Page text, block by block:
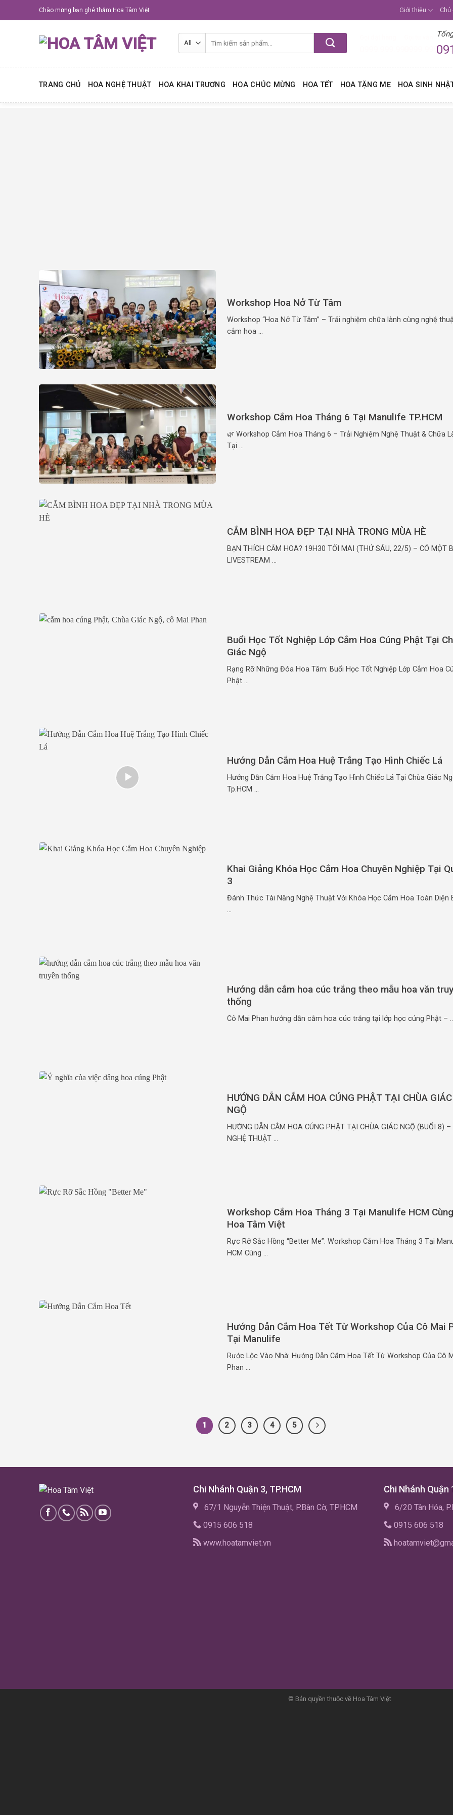
to
Chào mừng bạn ghé thăm Hoa Tâm Việt Giới thiệu Chủ
Tìm
0999.999.999
TRANG CHỦ HOA NGHỆ THUẬT HOA KHAI TRƯƠNG HOA CHÚC MỪNG HOA TẾT HOA TẶNG MẸ HOA SINH
Workshop Hoa Nở Từ Tâm
Workshop “Hoa Nở Từ Tâm” – Trải nghiệm chữa lành cùng nghệ
cắm hoa ...
Workshop Cắm Hoa Tháng 6 Tại Manulife TP.HCM
🌿 Workshop Cắm Hoa Tháng 6 – Trải Nghiệm Nghệ Thuật & Chữa
Tại ...
CẮM BÌNH HOA ĐẸP TẠI NHÀ TRONG MÙA HÈ
BẠN THÍCH CẮM HOA? 19H30 TỐI MAI (THỨ SÁU, 22/5) – CÓ MỘT
LIVESTREAM ...
Buổi Học Tốt Nghiệp Lớp Cắm Hoa Cúng Phật Tại
Giác Ngộ
Rạng Rỡ Những Đóa Hoa Tâm: Buổi Học Tốt Nghiệp Lớp Cắm Hoa
Phật ...
Hướng Dẫn Cắm Hoa Huệ Trắng Tạo Hình Chiếc Lá
Hướng Dẫn Cắm Hoa Huệ Trắng Tạo Hình Chiếc Lá Tại Chùa Giác
Tp.HCM ...
Khai Giảng Khóa Học Cắm Hoa Chuyên Nghiệp Tại
3
Đánh Thức Tài Năng Nghệ Thuật Với Khóa Học Cắm Hoa Toàn Diện
...
Hướng dẫn cắm hoa cúc trắng theo mẫu hoa văn
thống
Cô Mai Phan hướng dẫn cắm hoa cúc trắng tại lớp học cúng Phật –
HƯỚNG DẪN CẮM HOA CÚNG PHẬT TẠI CHÙA GIÁC
NGỘ
HƯỚNG DẪN CẮM HOA CÚNG PHẬT TẠI CHÙA GIÁC NGỘ (BUỔI 8) –
NGHỆ THUẬT ...
Workshop Cắm Hoa Tháng 3 Tại Manulife HCM Cùng
Hoa Tâm Việt
Rực Rỡ Sắc Hồng “Better Me”: Workshop Cắm Hoa Tháng 3 Tại
HCM Cùng ...
Hướng Dẫn Cắm Hoa Tết Từ Workshop Của Cô Mai
Tại Manulife
Rước Lộc Vào Nhà: Hướng Dẫn Cắm Hoa Tết Từ Workshop Của Cô
Phan ...
1 2 3 4 5
Chi Nhánh Quận 3, TP.HCM
67/1 Nguyễn Thiện Thuật, P.Bàn Cờ, TP.HCM
0915 606 518
www.hoatamviet.vn
Chi Nhánh Quận
6/20 Tân Hóa,
0915 606 518
© Bản quyền thuộc về Hoa Tâm Việt